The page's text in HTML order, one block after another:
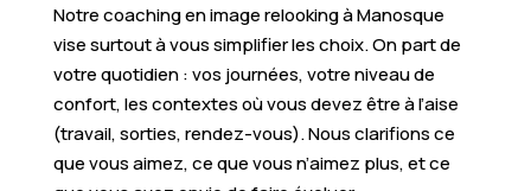
Notre coaching en image relooking à Manosque
vise surtout à vous simplifier les choix. On part de
votre quotidien : vos journées, votre niveau de
confort, les contextes où vous devez être à l’aise
(travail, sorties, rendez-vous). Nous clarifions ce
que vous aimez, ce que vous n’aimez plus, et ce